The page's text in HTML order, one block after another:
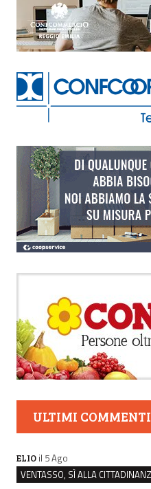
ULTIMI COMMENTI
ELIO il 5 Ago